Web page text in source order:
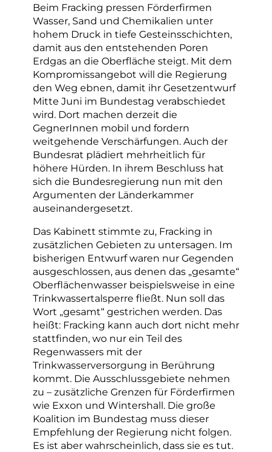
Beim Fracking pressen Förderfirmen
Wasser, Sand und Chemikalien unter
hohem Druck in tiefe Gesteinsschichten,
damit aus den entstehenden Poren
Erdgas an die Oberfläche steigt. Mit dem
Kompromissangebot will die Regierung
den Weg ebnen, damit ihr Gesetzentwurf
Mitte Juni im Bundestag verabschiedet
wird. Dort machen derzeit die
GegnerInnen mobil und fordern
weitgehende Verschärfungen. Auch der
Bundesrat plädiert mehrheitlich für
höhere Hürden. In ihrem Beschluss hat
sich die Bundesregierung nun mit den
Argumenten der Länderkammer
auseinandergesetzt.
Das Kabinett stimmte zu, Fracking in
zusätzlichen Gebieten zu untersagen. Im
bisherigen Entwurf waren nur Gegenden
ausgeschlossen, aus denen das „gesamte“
Oberflächenwasser beispielsweise in eine
Trinkwassertalsperre fließt. Nun soll das
Wort „gesamt“ gestrichen werden. Das
heißt: Fracking kann auch dort nicht mehr
stattfinden, wo nur ein Teil des
Regenwassers mit der
Trinkwasserversorgung in Berührung
kommt. Die Ausschlussgebiete nehmen
zu – zusätzliche Grenzen für Förderfirmen
wie Exxon und Wintershall. Die große
Koalition im Bundestag muss dieser
Empfehlung der Regierung nicht folgen.
Es ist aber wahrscheinlich, dass sie es tut.